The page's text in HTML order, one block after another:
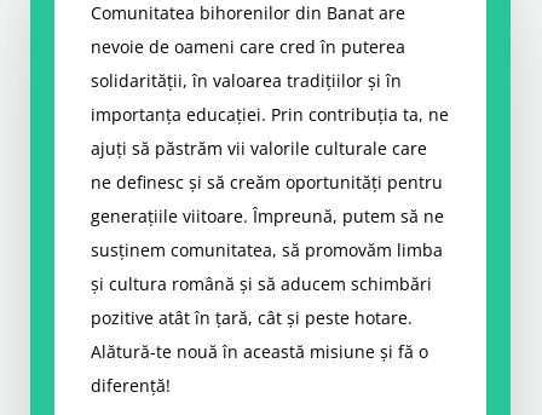
Comunitatea bihorenilor din Banat are
nevoie de oameni care cred în puterea
solidarității, în valoarea tradițiilor și în
importanța educației. Prin contribuția ta, ne
ajuți să păstrăm vii valorile culturale care
ne definesc și să creăm oportunități pentru
generațiile viitoare. Împreună, putem să ne
susținem comunitatea, să promovăm limba
și cultura română și să aducem schimbări
pozitive atât în țară, cât și peste hotare.
Alătură-te nouă în această misiune și fă o
diferență!